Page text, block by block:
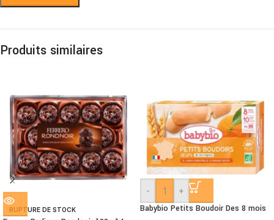
Produits similaires
RUPTURE DE STOCK
- +
Babybio Petits Boudoir Des 8 mois